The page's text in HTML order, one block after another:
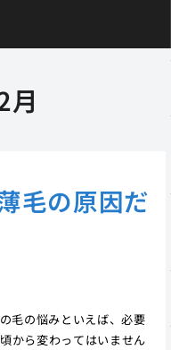
毛の原因だ
毛の悩みといえば、必要
から変わってはいません